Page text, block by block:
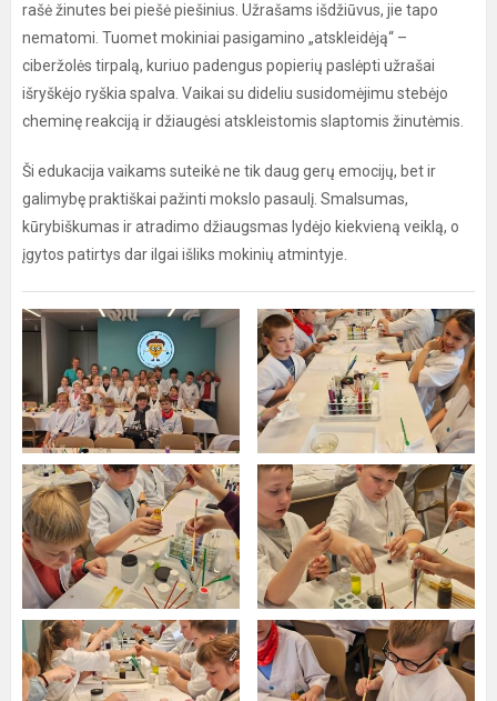
rašė žinutes bei piešė piešinius. Užrašams išdžiūvus, jie tapo
nematomi. Tuomet mokiniai pasigamino „atskleidėją“ –
ciberžolės tirpalą, kuriuo padengus popierių paslėpti užrašai
išryškėjo ryškia spalva. Vaikai su dideliu susidomėjimu stebėjo
cheminę reakciją ir džiaugėsi atskleistomis slaptomis žinutėmis.
Ši edukacija vaikams suteikė ne tik daug gerų emocijų, bet ir
galimybę praktiškai pažinti mokslo pasaulį. Smalsumas,
kūrybiškumas ir atradimo džiaugsmas lydėjo kiekvieną veiklą, o
įgytos patirtys dar ilgai išliks mokinių atmintyje.